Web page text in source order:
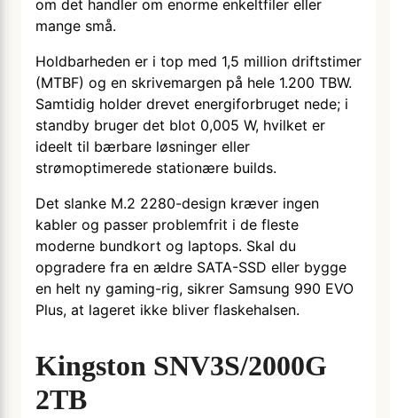
om det handler om enorme enkeltfiler eller
mange små.
Holdbarheden er i top med 1,5 million driftstimer
(MTBF) og en skrivemargen på hele 1.200 TBW.
Samtidig holder drevet energiforbruget nede; i
standby bruger det blot 0,005 W, hvilket er
ideelt til bærbare løsninger eller
strømoptimerede stationære builds.
Det slanke M.2 2280-design kræver ingen
kabler og passer problemfrit i de fleste
moderne bundkort og laptops. Skal du
opgradere fra en ældre SATA-SSD eller bygge
en helt ny gaming-rig, sikrer Samsung 990 EVO
Plus, at lageret ikke bliver flaskehalsen.
Kingston SNV3S/2000G
2TB